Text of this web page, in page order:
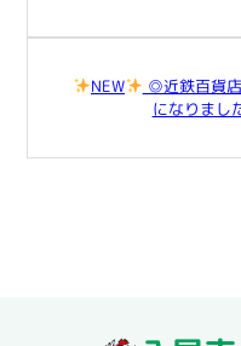
NEW
◎近鉄百貨
になりま